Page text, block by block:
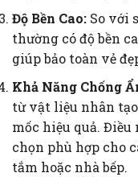
Độ Bền Cao: So với
thường có độ bền
giúp bảo toàn vẻ
Khả Năng Chống
từ vật liệu nhân
mốc hiệu quả.
chọn phù hợp cho
tắm hoặc nhà bếp.